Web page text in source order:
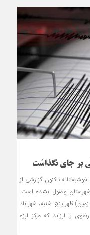
بر جای نگذاشت
تاکنون گزارشی از
شهرستان وصول نشده است.
درونی زمین) ظهر پنج شنبه، شهرآباد
را لرزاند که مرکز لرزه